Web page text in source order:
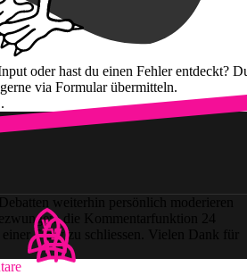
oder hast du einen Fehler entdeckt?
via Formular übermitteln.
weiterhin persönlich moderieren
die Kommentarfunktion 24
Story zu schliessen. Vielen Dank für